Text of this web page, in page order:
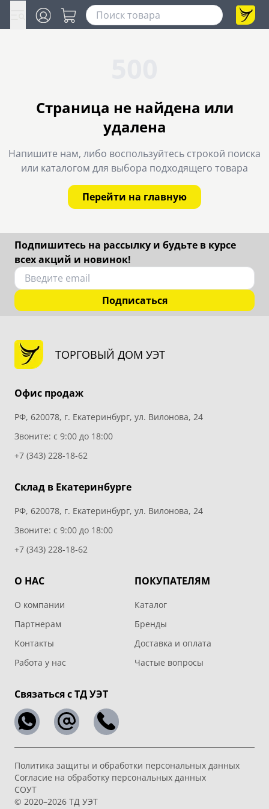
Страница не найдена или
удалена
Напишите нам, либо воспользуйтесь строкой поиска
или каталогом для выбора подходящего товара
Перейти на главную
Подпишитесь на рассылку и будьте в курсе
всех акций и новинок!
Подписаться
ТОРГОВЫЙ ДОМ УЭТ
Офис продаж
РФ, 620078, г. Екатеринбург, ул. Вилонова, 24
Звоните: с 9:00 до 18:00
+7 (343) 228-18-62
Склад в Екатеринбурге
РФ, 620078, г. Екатеринбург, ул. Вилонова, 24
Звоните: с 9:00 до 18:00
+7 (343) 228-18-62
О НАС
О компании
Партнерам
Контакты
Работа у нас
ПОКУПАТЕЛЯМ
Каталог
Бренды
Доставка и оплата
Частые вопросы
Связаться с ТД УЭТ
Политика защиты и обработки персональных данных
Согласие на обработку персональных данных
СОУТ
© 2020–2026 ТД УЭТ